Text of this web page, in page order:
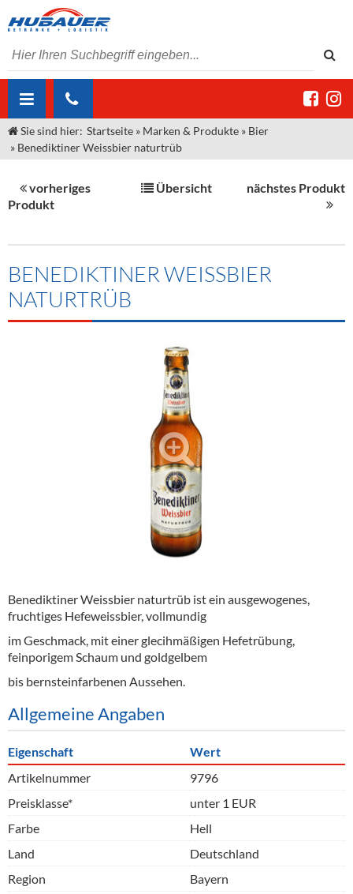
ÜBER UNS
Unser Liefergebiet
Kontakt
Angebote Gastronomie & Großhandel
Neuigkeiten
Termine
MARKEN & PRODUKTE
Sirup
Spirituosen
Hygieneartikel & Desinfektion
Kommisionskauf & Lieferbedingungen
Fremddienstleistungen
Sie sind hier: Startseite » Marken & Produkte » Bier
» Benediktiner Weissbier naturtrüb
vorheriges
Produkt
Übersicht nächstes Produkt
BENEDIKTINER WEISSBIER
NATURTRÜB
Benediktiner Weissbier naturtrüb ist ein ausgewogenes,
fruchtiges Hefeweissbier, vollmundig
im Geschmack, mit einer glecihmäßigen Hefetrübung,
feinporigem Schaum und goldgelbem
bis bernsteinfarbenen Aussehen.
Allgemeine Angaben
Eigenschaft
Wert
Artikelnummer
9796
Preisklasse*
unter 1 EUR
Farbe
Hell
Land
Deutschland
Region
Bayern